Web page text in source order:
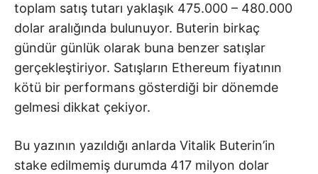
toplam satış tutarı yaklaşık 475.000 – 480.000
dolar aralığında bulunuyor. Buterin birkaç
gündür günlük olarak buna benzer satışlar
gerçekleştiriyor. Satışların Ethereum fiyatının
kötü bir performans gösterdiği bir dönemde
gelmesi dikkat çekiyor.
Bu yazının yazıldığı anlarda Vitalik Buterin’in
stake edilmemiş durumda 417 milyon dolar